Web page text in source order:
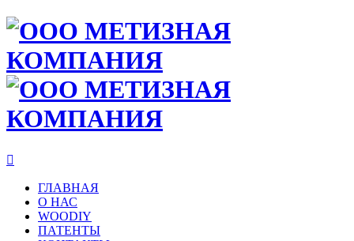

ГЛАВНАЯ
О НАС
WOODIY
ПАТЕНТЫ